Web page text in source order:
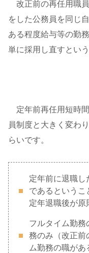
改正前の再任用職
をした公務員を同じ
ある程度給与等の勤
単に採用し直すとい
定年前再任用短時
員制度と大きく変わ
らいです。
定年前に退職し
であるというこ
定年退職後が原
フルタイム勤務
務のみ（改正前
ム勤務の職があ